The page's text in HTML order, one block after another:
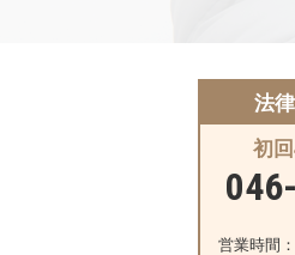
法
初
営業時間：